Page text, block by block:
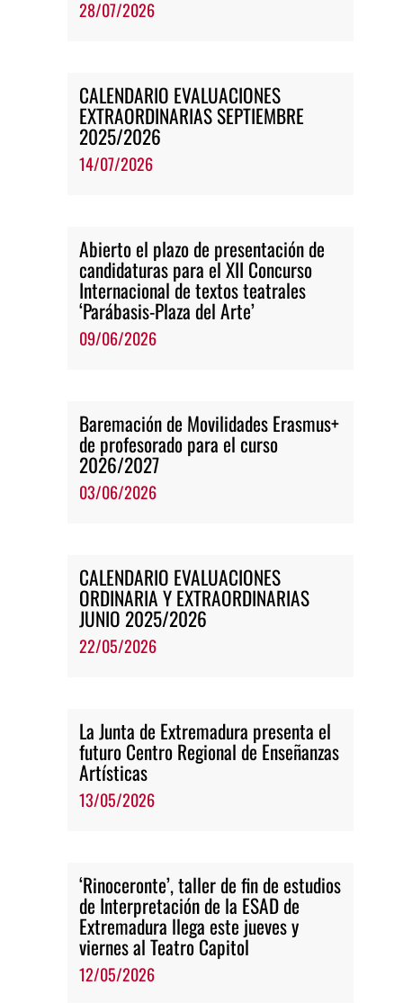
28/07/2026
CALENDARIO EVALUACIONES
EXTRAORDINARIAS SEPTIEMBRE
2025/2026
14/07/2026
Abierto el plazo de presentación de
candidaturas para el XII Concurso
Internacional de textos teatrales
‘Parábasis-Plaza del Arte’
09/06/2026
Baremación de Movilidades Erasmus+
de profesorado para el curso
2026/2027
03/06/2026
CALENDARIO EVALUACIONES
ORDINARIA Y EXTRAORDINARIAS
JUNIO 2025/2026
22/05/2026
La Junta de Extremadura presenta el
futuro Centro Regional de Enseñanzas
Artísticas
13/05/2026
‘Rinoceronte’, taller de fin de estudios
de Interpretación de la ESAD de
Extremadura llega este jueves y
viernes al Teatro Capitol
12/05/2026